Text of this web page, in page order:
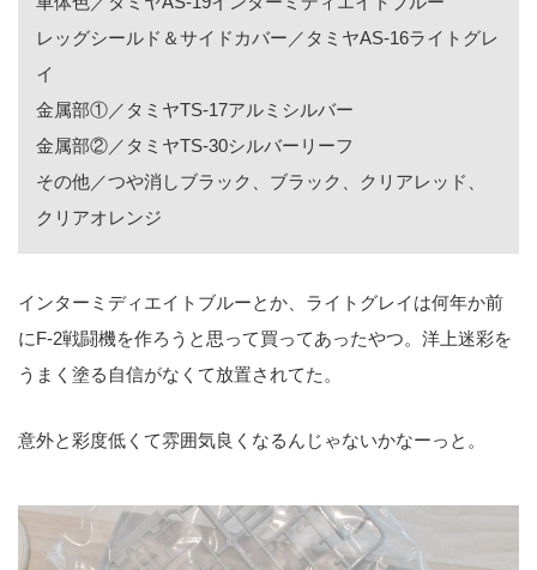
レッグシールド＆サイドカバー／タミヤAS-16ライトグレ
イ
金属部①／タミヤTS-17アルミシルバー
金属部②／タミヤTS-30シルバーリーフ
その他／つや消しブラック、ブラック、クリアレッド、
クリアオレンジ
インターミディエイトブルーとか、ライトグレイは何年か前
にF-2戦闘機を作ろうと思って買ってあったやつ。洋上迷彩を
うまく塗る自信がなくて放置されてた。
意外と彩度低くて雰囲気良くなるんじゃないかなーっと。